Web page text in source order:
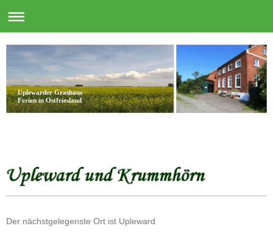
Uplewarder Grashaus
Ferien in Ostfriesland
Der nächstgelegenste Ort ist Upleward